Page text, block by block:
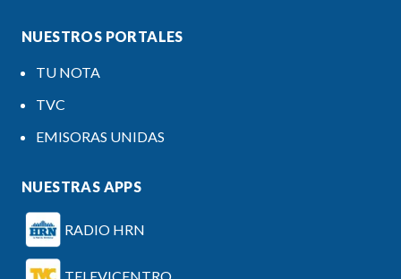
NUESTROS PORTALES
TU NOTA
TVC
EMISORAS UNIDAS
NUESTRAS APPS
RADIO HRN